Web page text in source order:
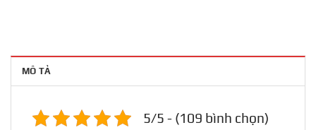
MÔ TẢ
5/5 - (109 bình chọn)